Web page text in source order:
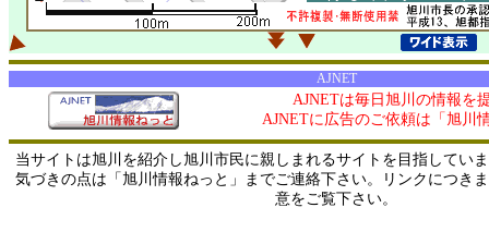
AJNET
AJNETは毎日旭川の情報を
AJNETに広告のご依頼は「旭川
当サイトは旭川を紹介し旭川市民に親しまれるサイトを目指してい
気づきの点は「旭川情報ねっと」までご連絡下さい。リンクにつき
意をご覧下さい。